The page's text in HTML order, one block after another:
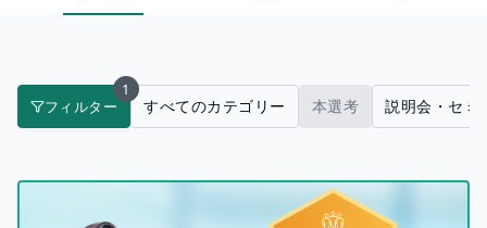
フィルター
1
すべてのカテゴリー 本選考 説明会・セミ